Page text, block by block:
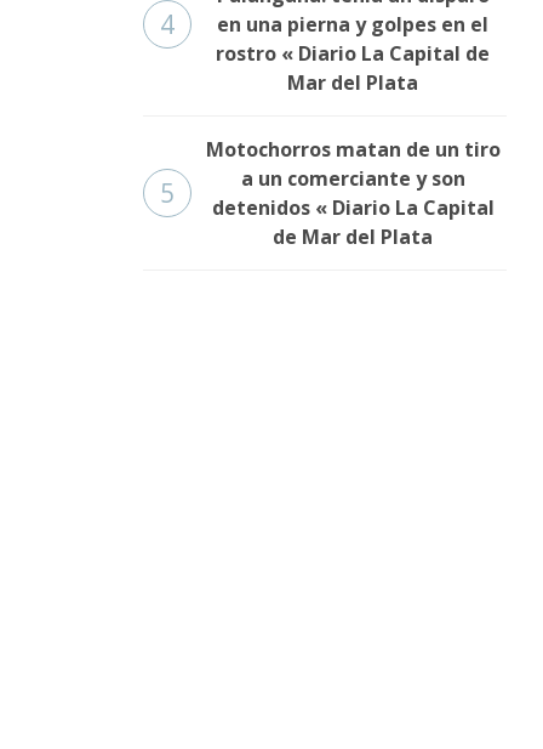
4
en una pierna y golpes en el
rostro « Diario La Capital de
Mar del Plata
5
Motochorros matan de un tiro
a un comerciante y son
detenidos « Diario La Capital
de Mar del Plata